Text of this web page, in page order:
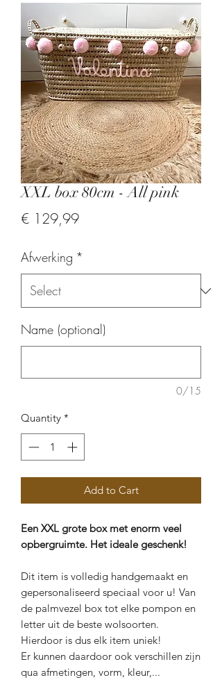
XXL box 80cm - All pink
€ 129,99Price
Afwerking *
Name (optional)
0/15
Quantity *
Add to Cart
Een XXL grote box met enorm veel
opbergruimte. Het ideale geschenk!
Dit item is volledig handgemaakt en
gepersonaliseerd speciaal voor u! Van
de palmvezel box tot elke pompon en
letter uit de beste wolsoorten.
Hierdoor is dus elk item uniek!
Er kunnen daardoor ook verschillen zijn
qua afmetingen, vorm, kleur,...